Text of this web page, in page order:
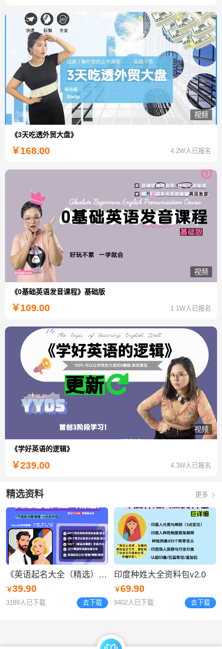
视频
《3天吃透外贸大盘》
￥168.00 4.2W人已报名
视频
《0基础英语发音课程》基础版
￥109.00 1.1W人已报名
视频
《学好英语的逻辑》
￥239.00 4.3W人已报名
精选资料 更多
《英语起名大全（精选）》资料包
￥39.90
3189人已下载 去下载
​印度种姓大全资料包v2.0
￥69.90
9402人已下载 去下载